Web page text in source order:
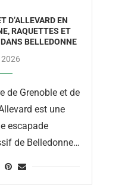
D’ALLEVARD EN
RAQUETTES ET
BELLEDONNE
de Grenoble et de
est une
escapade
de Belledonne.